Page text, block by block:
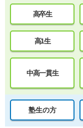
高卒生
高1生
中高一貫生
塾生の方